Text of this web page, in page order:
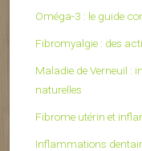
Oméga-3 : le guide
Fibromyalgie : des
Maladie de Verneuil :
naturelles
Fibrome utérin et
Inflammations